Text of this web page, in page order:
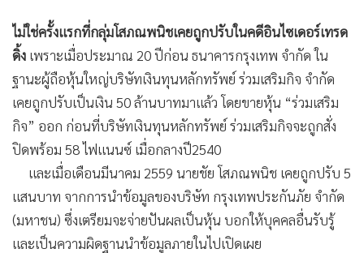
• วิทยาศาสตร์
• SMEs
•
•
อินโดจีน
•
กองทุนรวม
Celeb Online
• Factcheck
• ญี่ปุ่น
• News1
ไม่ใช่ครั้งแรกที่กลุ่มโสภณพนิชเคยถูกปรับในคดีอินไซเดอร์เทรด
ดิ้ง เพราะเมื่อประมาณ 20 ปีก่อน ธนาคารกรุงเทพ จำกัด ใน
ฐานะผู้ถือหุ้นใหญ่บริษัทเงินทุนหลักทรัพย์ ร่วมเสริมกิจ จำกัด
เคยถูกปรับเป็นเงิน 50 ล้านบาทมาแล้ว โดยขายหุ้น “ร่วมเสริม
กิจ” ออก ก่อนที่บริษัทเงินทุนหลักทรัพย์ ร่วมเสริมกิจจะถูกสั่ง
ปิดพร้อม 58 ไฟแนนซ์ เมื่อกลางปี2540
และเมื่อเดือนมีนาคม 2559 นายชัย โสภณพนิช เคยถูกปรับ 5
แสนบาท จากการนำข้อมูลของบริษัท กรุงเทพประกันภัย จำกัด
(มหาชน) ซึ่งเตรียมจะจ่ายปันผลเป็นหุ้น บอกให้บุคคลอื่นรับรู้
และเป็นความผิดฐานนำข้อมูลภายในไปเปิดเผย